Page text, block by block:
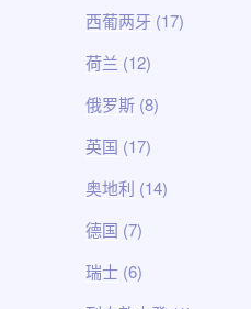
西葡两牙 (17)
荷兰 (12)
俄罗斯 (8)
英国 (17)
奥地利 (14)
德国 (7)
瑞士 (6)